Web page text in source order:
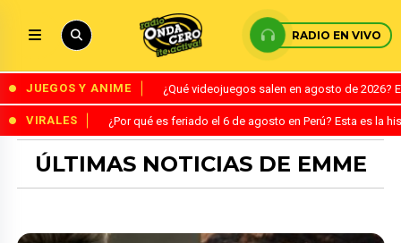
RADIO EN VIVO
JUEGOS Y ANIME ¿Qué videojuegos salen en agosto de
VIRALES ¿Por qué es feriado el 6 de agosto en Perú? Esta es la
ÚLTIMAS NOTICIAS DE EMME